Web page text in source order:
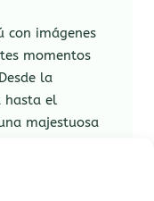
con imágenes
momentos
la
hasta el
majestuosa